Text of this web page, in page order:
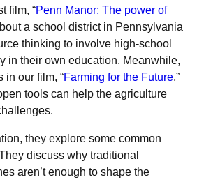
film, “Penn Manor: The power of
a school district in Pennsylvania
thinking to involve high-school
in their own education. Meanwhile,
in our film, “Farming for the Future,”
tools can help the agriculture
they explore some common
discuss why traditional
aren’t enough to shape the